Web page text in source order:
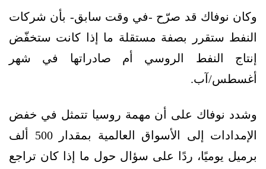
وكان نوفاك قد صرّح -في وقت سابق- بأن شركات
النفط ستقرر بصفة مستقلة ما إذا كانت ستخفّض
إنتاج النفط الروسي أم صادراتها في شهر
أغسطس/آب.
وشدد نوفاك على أن مهمة روسيا تتمثل في خفض
الإمدادات إلى الأسواق العالمية بمقدار 500 ألف
برميل يوميًا، ردًا على سؤال حول ما إذا كان تراجع